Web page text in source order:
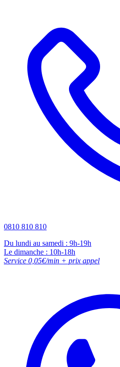
0810 810 810
Du lundi au samedi : 9h-19h
Le dimanche : 10h-18h
Service 0,05€/min + prix appel